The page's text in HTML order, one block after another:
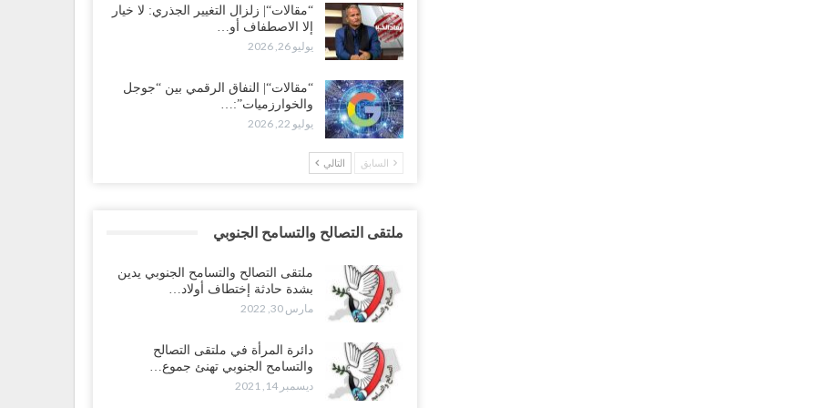
“مقالات“| زلزال التغيير الجذري: لا خيار
إلا الاصطفاف أو…
يوليو 26, 2026
“مقالات“| النفاق الرقمي بين “جوجل
والخوارزميات”:…
يوليو 22, 2026
السابق التالي
ملتقى التصالح والتسامح الجنوبي
ملتقى التصالح والتسامح الجنوبي يدين
بشدة حادثة إختطاف أولاد…
مارس 30, 2022
دائرة المرأة في ملتقى التصالح
والتسامح الجنوبي تهنئ جموع…
ديسمبر 14, 2021